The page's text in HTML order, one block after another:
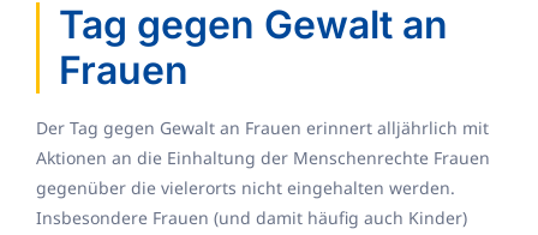
Tag gegen Gewalt an
Frauen
Der Tag gegen Gewalt an Frauen erinnert alljährlich mit
Aktionen an die Einhaltung der Menschenrechte Frauen
gegenüber die vielerorts nicht eingehalten werden.
Insbesondere Frauen (und damit häufig auch Kinder)